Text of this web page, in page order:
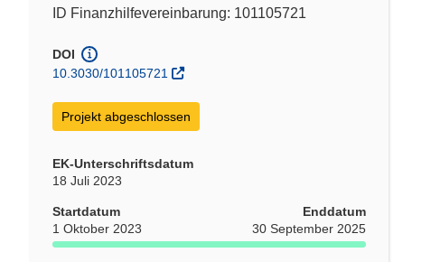
ID Finanzhilfevereinbarung: 101105721
DOI
10.3030/101105721
Projekt abgeschlossen
EK-Unterschriftsdatum
18 Juli 2023
Startdatum
1 Oktober 2023
Enddatum
30 September 2025